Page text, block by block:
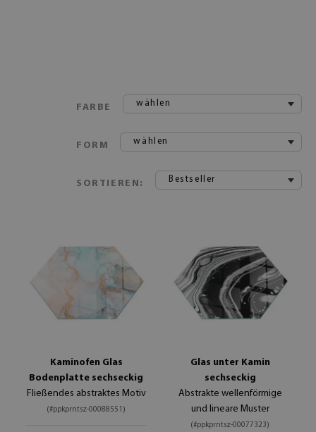
FARBE wählen
FORM wählen
SORTIEREN: Bestseller
Kaminofen Glas
Bodenplatte sechseckig
Fließendes abstraktes Motiv
(#ppkprntsz-00088551)
Glas unter Kamin
sechseckig
Abstrakte wellenförmige
und lineare Muster
(#ppkprntsz-00077323)